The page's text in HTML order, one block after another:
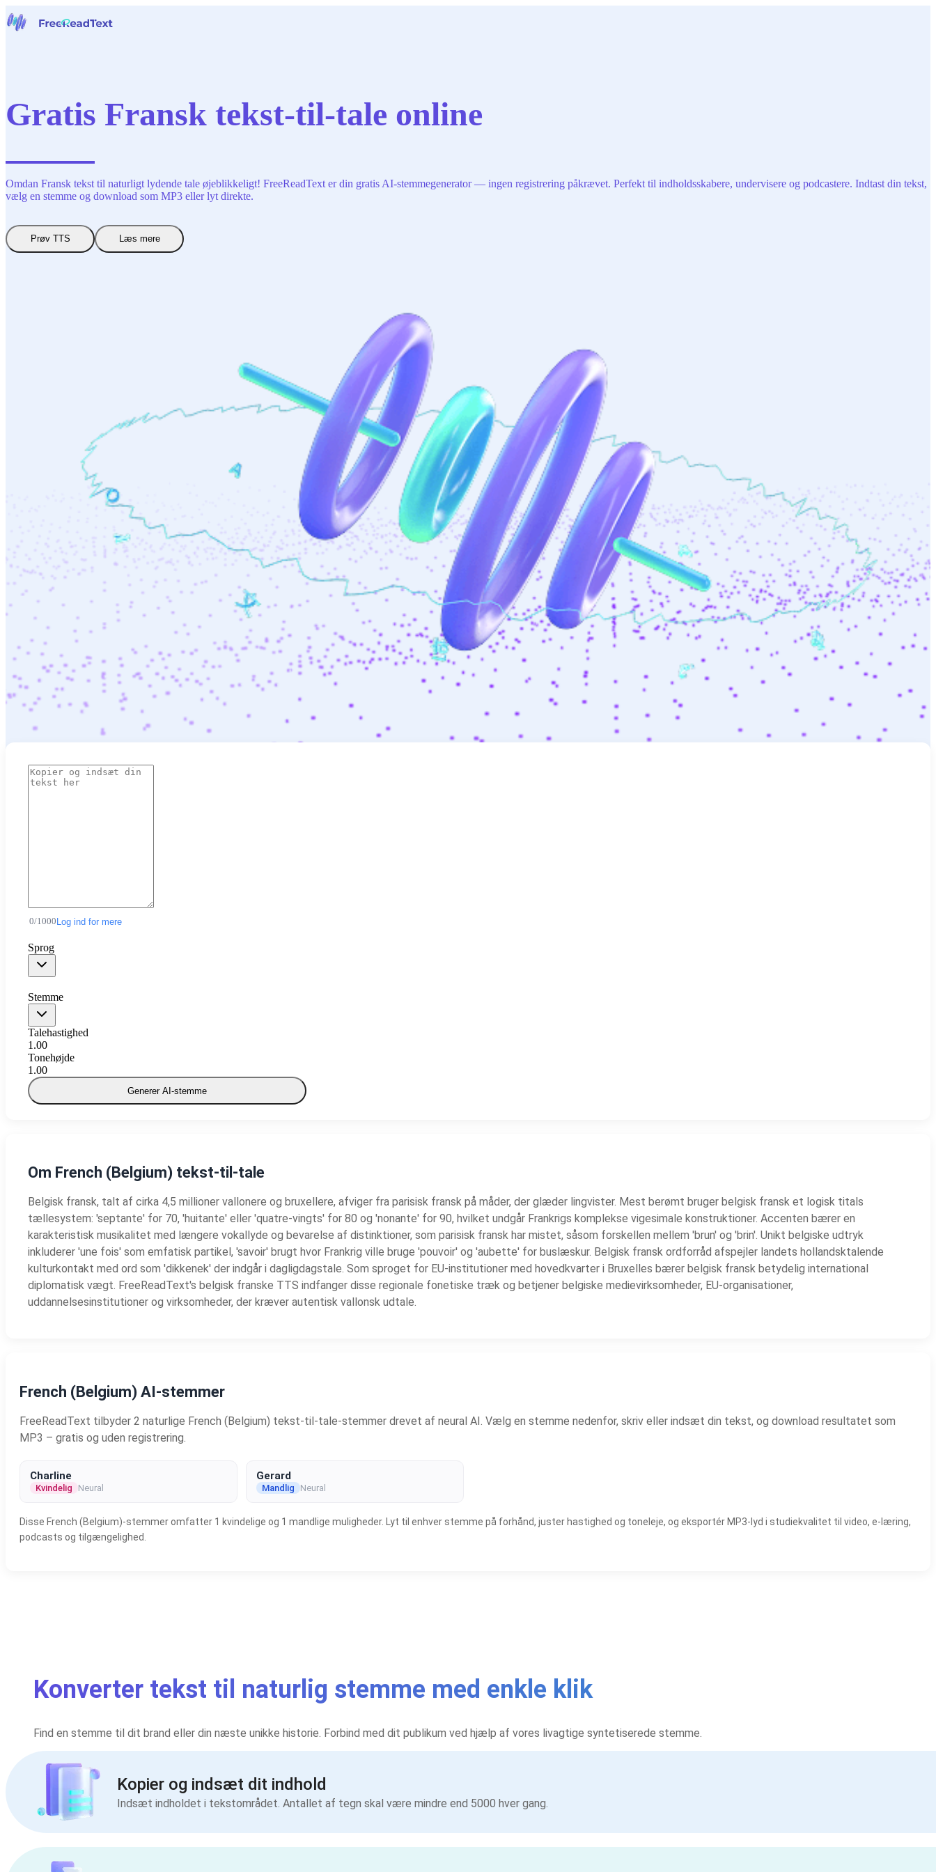
Priser
Kontakt os
Gratis Fransk tekst-til-tale online
Omdan Fransk tekst til naturligt lydende tale øjeblikkeligt! FreeReadText er din gratis AI-stemmegenerator — ingen registrering påkrævet. Perfekt til indholdsskabere, undervisere og podcastere. Indtast din tekst,
vælg en stemme og download som MP3 eller lyt direkte.
Prøv TTS Læs mere
0/1000Log ind for mere
Sprog
Stemme
Talehastighed
1.00
Tonehøjde
1.00
Generer AI-stemme
Om French (Belgium) tekst-til-tale
Belgisk fransk, talt af cirka 4,5 millioner vallonere og bruxellere, afviger fra parisisk fransk på måder, der glæder lingvister. Mest berømt bruger belgisk fransk et logisk titals
tællesystem: 'septante' for 70, 'huitante' eller 'quatre-vingts' for 80 og 'nonante' for 90, hvilket undgår Frankrigs komplekse vigesimale konstruktioner. Accenten bærer en
karakteristisk musikalitet med længere vokallyde og bevarelse af distinktioner, som parisisk fransk har mistet, såsom forskellen mellem 'brun' og 'brin'. Unikt belgiske udtryk
inkluderer 'une fois' som emfatisk partikel, 'savoir' brugt hvor Frankrig ville bruge 'pouvoir' og 'aubette' for buslæskur. Belgisk fransk ordforråd afspejler landets hollandsktalende
kulturkontakt med ord som 'dikkenek' der indgår i dagligdagstale. Som sproget for EU-institutioner med hovedkvarter i Bruxelles bærer belgisk fransk betydelig international
diplomatisk vægt. FreeReadText's belgisk franske TTS indfanger disse regionale fonetiske træk og betjener belgiske medievirksomheder, EU-organisationer,
uddannelsesinstitutioner og virksomheder, der kræver autentisk vallonsk udtale.
French (Belgium) AI-stemmer
FreeReadText tilbyder 2 naturlige French (Belgium) tekst-til-tale-stemmer drevet af neural AI. Vælg en stemme nedenfor, skriv eller indsæt din tekst, og download resultatet som
MP3 – gratis og uden registrering.
Charline
Kvindelig Neural
Gerard
Mandlig Neural
Disse French (Belgium)-stemmer omfatter 1 kvindelige og 1 mandlige muligheder. Lyt til enhver stemme på forhånd, juster hastighed og toneleje, og eksportér MP3-lyd i studiekvalitet til video, e-læring,
podcasts og tilgængelighed.
Konverter tekst til naturlig stemme med enkle klik
Find en stemme til dit brand eller din næste unikke historie. Forbind med dit publikum ved hjælp af vores livagtige syntetiserede stemme.
Kopier og indsæt dit indhold
Indsæt indholdet i tekstområdet. Antallet af tegn skal være mindre end 5000 hver gang.